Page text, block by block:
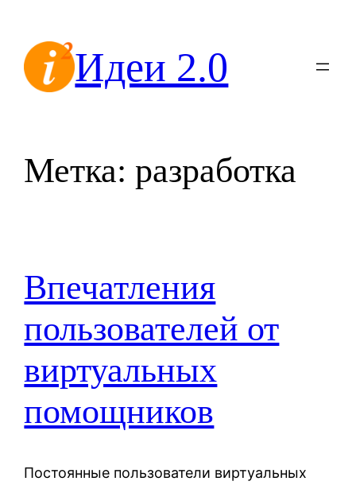
содержимомуИдеи 2.0
Метка: разработка
Впечатления
пользователей от
виртуальных
помощников
Постоянные пользователи виртуальных